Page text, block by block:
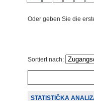
Oder geben Sie die
Sortiert nach:
STATISTIČKA